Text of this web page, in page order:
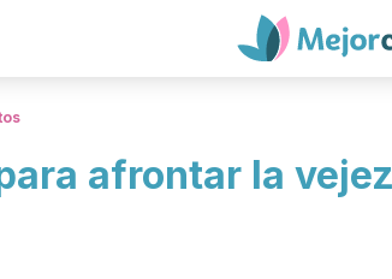
afrontar la vejez